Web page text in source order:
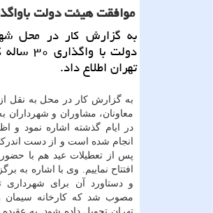
موافقت هیئت دولت باواگذاری ۳۰ ساله كارخانه سیمان ری
به گزارش كار در محل
دولت
تهران اطلاع داد.
به گزارش كار در محل به نقل
در ایام گذشته اشاره نمود و
انجام شده است و از دست
افتتاح نماییم. وی با اشاره به
و دستاورد آن برای شهرداری
مصوب شد كه كارخانه